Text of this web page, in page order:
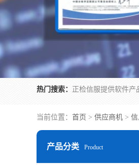
热门搜索：
当前位置： 首页 > 供应商机 >
产品分类 Product